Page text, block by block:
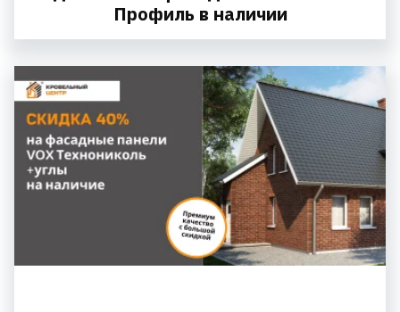
Профиль в наличии